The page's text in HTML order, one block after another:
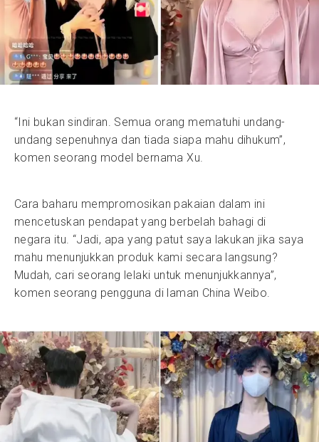
“Ini bukan sindiran. Semua orang mematuhi undang-
undang sepenuhnya dan tiada siapa mahu dihukum”,
komen seorang model bernama Xu.
Cara baharu mempromosikan pakaian dalam ini
mencetuskan pendapat yang berbelah bahagi di
negara itu. “Jadi, apa yang patut saya lakukan jika saya
mahu menunjukkan produk kami secara langsung?
Mudah, cari seorang lelaki untuk menunjukkannya”,
komen seorang pengguna di laman China Weibo.